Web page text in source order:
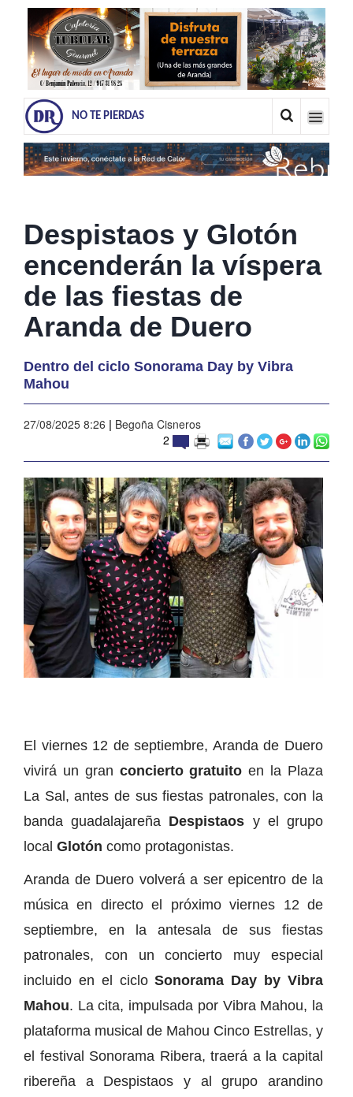
NO TE PIERDAS
Despistaos y Glotón
encenderán la víspera
de las fiestas de
Aranda de Duero
Dentro del ciclo Sonorama Day by Vibra
Mahou
27/08/2025 8:26 | Begoña Cisneros
2
El viernes 12 de septiembre, Aranda de Duero
vivirá un gran concierto gratuito en la Plaza
La Sal, antes de sus fiestas patronales, con la
banda guadalajareña Despistaos y el grupo
local Glotón como protagonistas.
Aranda de Duero volverá a ser epicentro de la
música en directo el próximo viernes 12 de
septiembre, en la antesala de sus fiestas
patronales, con un concierto muy especial
incluido en el cicloSonorama Day by Vibra
Mahou. La cita, impulsada por Vibra Mahou, la
plataforma musical de Mahou Cinco Estrellas, y
el festival Sonorama Ribera, traerá a la capital
ribereña a Despistaos y al grupo arandino